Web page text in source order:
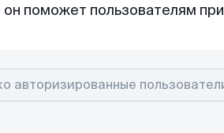
поможет пользователям